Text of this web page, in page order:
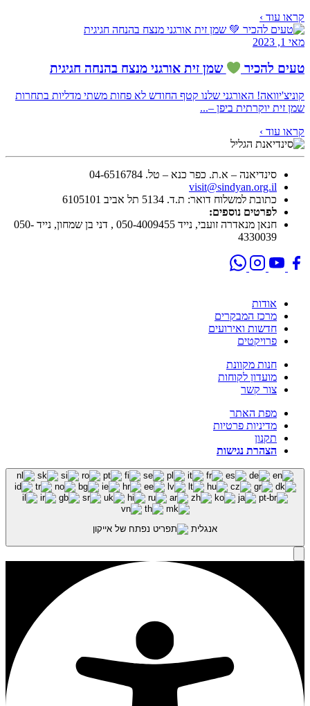
קראו עוד ›
מאי 1, 2023
טעים להכיר שמן זית אורגני מנצח בהנחה חגיגית
קוניצ'יוואה! האורגני שלנו קטף החודש לא פחות משתי מדליות בתחרות
שמן זית יוקרתית ביפן –...
קראו עוד ›
סינדיאנה – א.ת. כפר כנא – טל. 04-6516784
visit@sindyan.org.il
כתובת למשלוח דואר: ת.ד. 5134 תל אביב 6105101
לפרטים נוספים:
חנאן מנאדרה זועבי, נייד 050-4009455 , דני בן שמחון, נייד 050-
4330039
אודות
מרכז המבקרים
חדשות ואירועים
פרויקטים
חנות מקוונת
מועדון לקוחות
צור קשר
מפת האתר
מדיניות פרטיות
תקנון
הצהרת נגישות
אנגלית